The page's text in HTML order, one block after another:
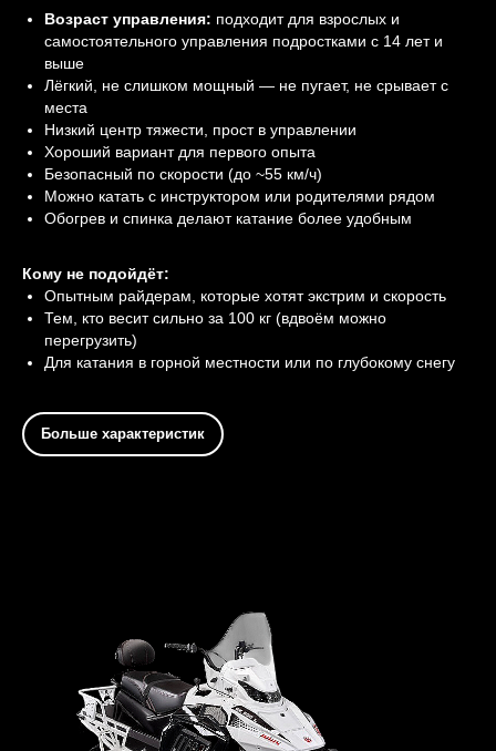
Возраст управления: подходит для взрослых и
самостоятельного управления подростками с 14 лет и
выше
Лёгкий, не слишком мощный — не пугает, не срывает с
места
Низкий центр тяжести, прост в управлении
Хороший вариант для первого опыта
Безопасный по скорости (до ~55 км/ч)
Можно катать с инструктором или родителями рядом
Обогрев и спинка делают катание более удобным
Кому не подойдёт:
Опытным райдерам, которые хотят экстрим и скорость
Тем, кто весит сильно за 100 кг (вдвоём можно
перегрузить)
Для катания в горной местности или по глубокому снегу
Больше характеристик